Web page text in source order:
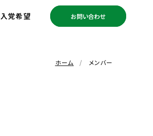
入党希望 お問い合わせ
ホーム メンバー